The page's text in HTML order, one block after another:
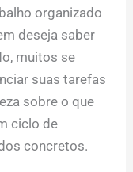
organizado
deseja saber
muitos se
suas tarefas
sobre o que
ciclo de
concretos.